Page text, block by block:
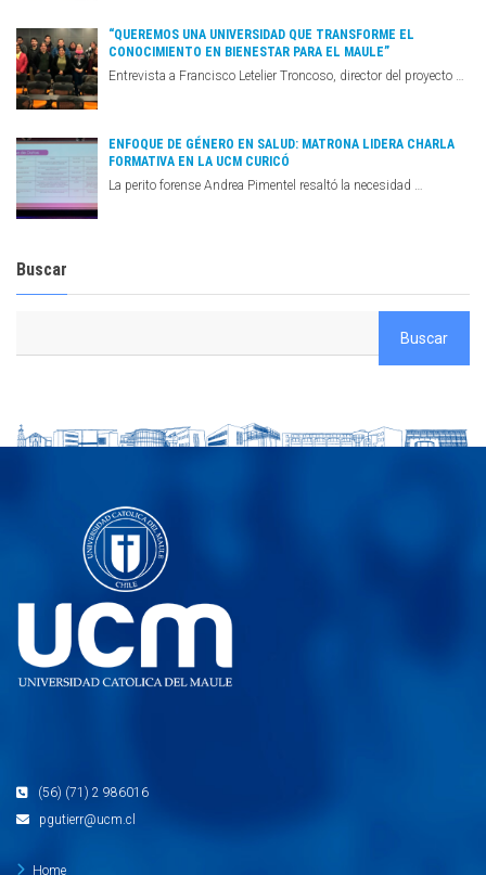
“QUEREMOS UNA UNIVERSIDAD QUE TRANSFORME EL
CONOCIMIENTO EN BIENESTAR PARA EL MAULE”
Entrevista a Francisco Letelier Troncoso, director del proyecto …
ENFOQUE DE GÉNERO EN SALUD: MATRONA LIDERA CHARLA
FORMATIVA EN LA UCM CURICÓ
La perito forense Andrea Pimentel resaltó la necesidad …
Buscar
(56) (71) 2 986016
pgutierr@ucm.cl
Home